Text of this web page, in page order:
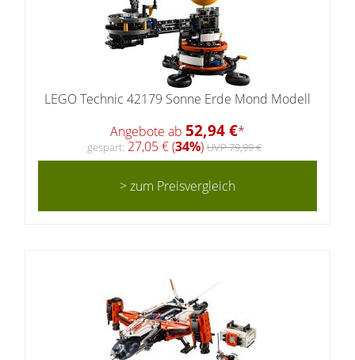
LEGO Technic 42179 Sonne Erde Mond Modell
Angebote ab 52,94 €*
gespart: 27,05 € (34%) UVP 79,99 €
> zum Preisvergleich